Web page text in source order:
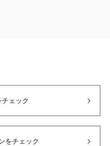
ェック
をチェック